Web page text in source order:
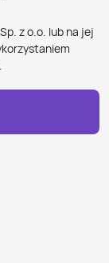
z o.o. lub na jej